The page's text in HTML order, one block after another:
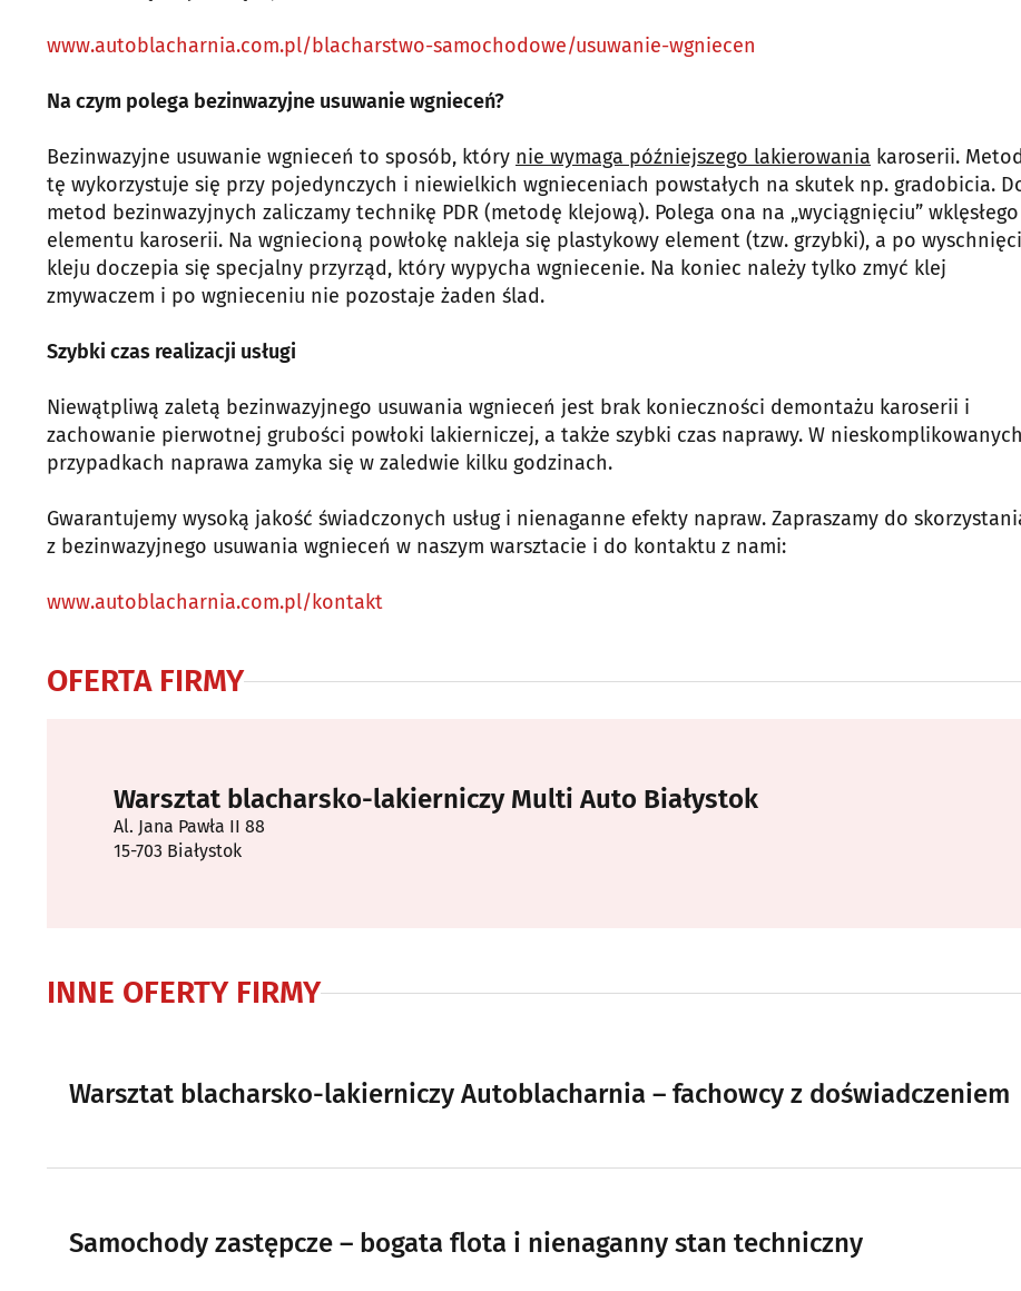
www.autoblacharnia.com.pl/blacharstwo-samochodowe/usuwanie-wgniecen
Na czym polega bezinwazyjne usuwanie wgnieceń?
Bezinwazyjne usuwanie wgnieceń to sposób, który nie wymaga późniejszego lakierowania karoserii.
tę wykorzystuje się przy pojedynczych i niewielkich wgnieceniach powstałych na skutek np. gradobicia.
metod bezinwazyjnych zaliczamy technikę PDR (metodę klejową). Polega ona na „wyciągnięciu” wklęsłego
elementu karoserii. Na wgniecioną powłokę nakleja się plastykowy element (tzw. grzybki), a po
kleju doczepia się specjalny przyrząd, który wypycha wgniecenie. Na koniec należy tylko zmyć klej
zmywaczem i po wgnieceniu nie pozostaje żaden ślad.
Szybki czas realizacji usługi
Niewątpliwą zaletą bezinwazyjnego usuwania wgnieceń jest brak konieczności demontażu karoserii i
zachowanie pierwotnej grubości powłoki lakierniczej, a także szybki czas naprawy. W nieskomplikowanych
przypadkach naprawa zamyka się w zaledwie kilku godzinach.
Gwarantujemy wysoką jakość świadczonych usług i nienaganne efekty napraw. Zapraszamy do
z bezinwazyjnego usuwania wgnieceń w naszym warsztacie i do kontaktu z nami:
www.autoblacharnia.com.pl/kontakt
OFERTA FIRMY
Warsztat blacharsko-lakierniczy Multi Auto Białystok
Al. Jana Pawła II 88
15-703 Białystok
INNE OFERTY FIRMY
Warsztat blacharsko-lakierniczy Autoblacharnia – fachowcy z doświadczeniem
Samochody zastępcze – bogata flota i nienaganny stan techniczny